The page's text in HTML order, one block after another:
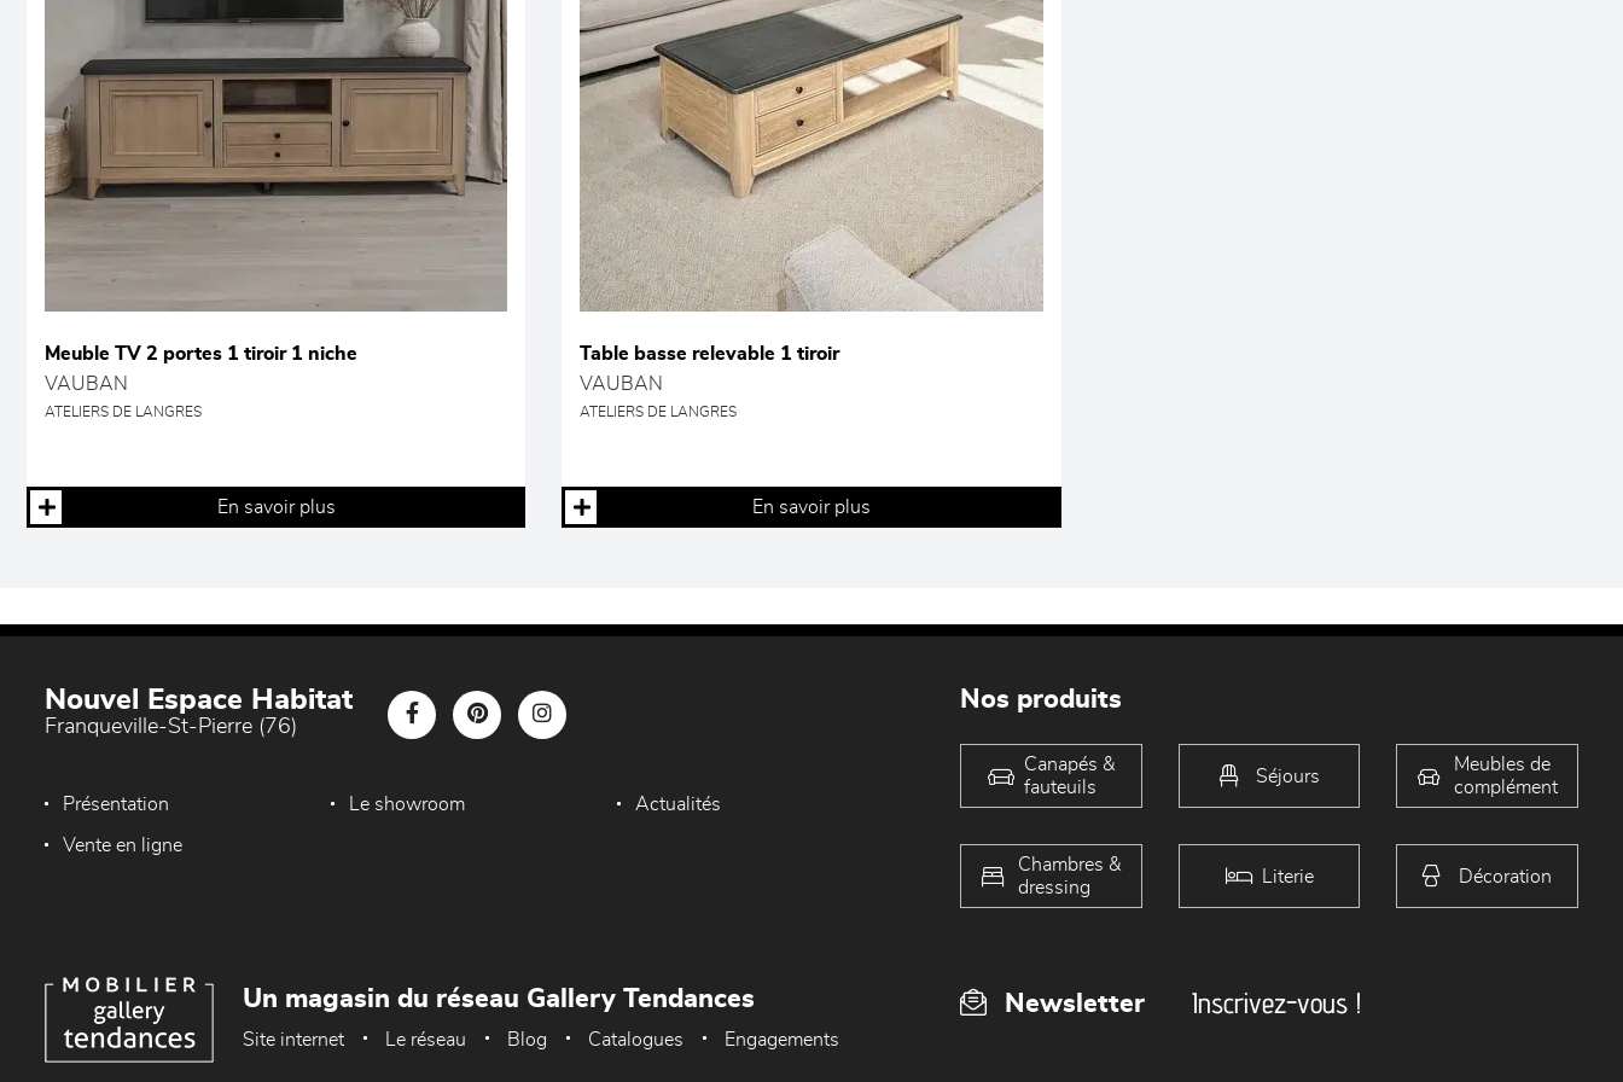
Meuble TV 2 portes 1 tiroir 1 niche
VAUBAN
ATELIERS DE LANGRES
En savoir plus
Table basse relevable 1 tiroir
VAUBAN
ATELIERS DE LANGRES
En savoir plus
Nouvel Espace Habitat
Franqueville-St-Pierre (76)
Présentation Le showroom Actualités
Vente en ligne
Nos produits
Canapés &
fauteuils
Séjours
Meubles de
complément
Chambres &
dressing
Literie Décoration
Newsletter Inscrivez-vous !
Un magasin du réseau Gallery Tendances
Site internet Le réseau Blog Catalogues Engagements